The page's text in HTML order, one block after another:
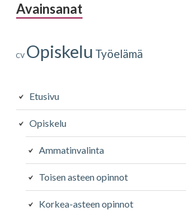
Avainsanat
CV Opiskelu Työelämä
Etusivu
Opiskelu
Ammatinvalinta
Toisen asteen opinnot
Korkea-asteen opinnot